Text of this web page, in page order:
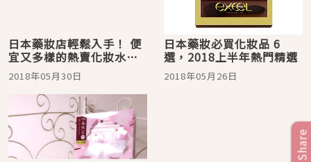
日本藥妝店輕鬆入手！ 便
宜又多樣的熱賣化妝水果
然好用
2018年05月30日
日本藥妝必買化妝品 6
選，2018上半年熱門精選
2018年05月26日
Share